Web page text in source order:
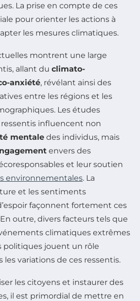
La prise en compte de ces
pour orienter les actions à
les mesures climatiques.
montrent une large
allant du climato-
anxiété, révélant ainsi des
entre les régions et les
Les études
influencent non
mentale des individus, mais
envers des
et leur soutien
environnementales. La
et les sentiments
façonnent fortement ces
outre, divers facteurs tels que
climatiques extrêmes
politiques jouent un rôle
variations de ces ressentis.
les citoyens et instaurer des
il est primordial de mettre en